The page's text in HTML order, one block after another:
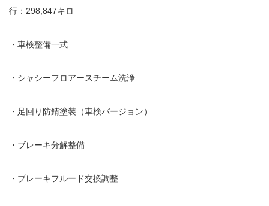
行：298,847キロ
・車検整備一式
・シャシーフロアースチーム洗浄
・足回り防錆塗装（車検バージョン）
・ブレーキ分解整備
・ブレーキフルード交換調整